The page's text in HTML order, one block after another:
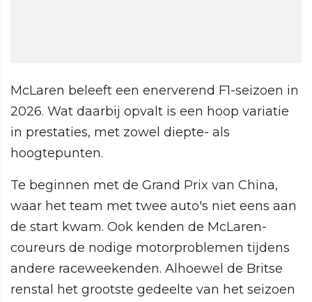
McLaren beleeft een enerverend F1-seizoen in
2026. Wat daarbij opvalt is een hoop variatie
in prestaties, met zowel diepte- als
hoogtepunten.
Te beginnen met de Grand Prix van China,
waar het team met twee auto's niet eens aan
de start kwam. Ook kenden de McLaren-
coureurs de nodige motorproblemen tijdens
andere raceweekenden. Alhoewel de Britse
renstal het grootste gedeelte van het seizoen